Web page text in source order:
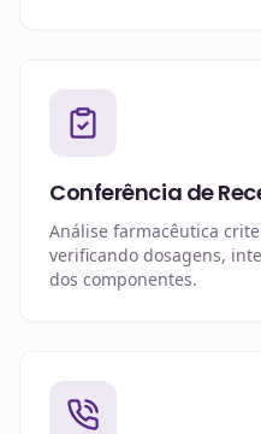
Conferência de
Análise farmacêutica
verificando dosagens,
dos componentes.